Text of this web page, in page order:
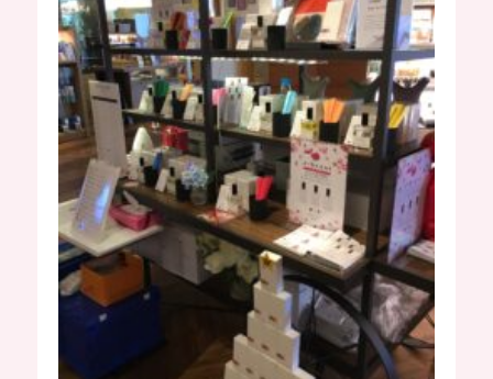
OEM
OEM事業
OEM製作の強み
製作の流れ
商品ラインアップ
よくある質問
お知らせ ブログ